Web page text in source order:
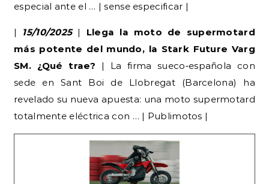
especial ante el … | sense especificar |
| 15/10/2025| Llega la moto de supermotard
más potente del mundo, la Stark Future Varg
SM. ¿Qué trae? | La firma sueco‑española con
sede en Sant Boi de Llobregat (Barcelona) ha
revelado su nueva apuesta: una moto supermotard
totalmente eléctrica con … | Publimotos |